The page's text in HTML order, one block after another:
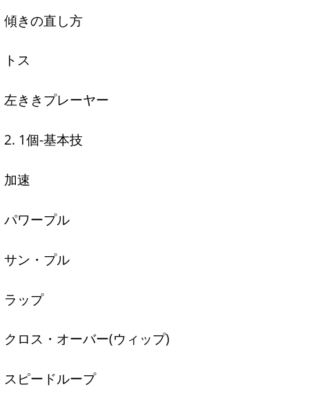
傾きの直し方
トス
左ききプレーヤー
2. 1個-基本技
加速
パワープル
サン・プル
ラップ
クロス・オーバー(ウィップ)
スピードループ